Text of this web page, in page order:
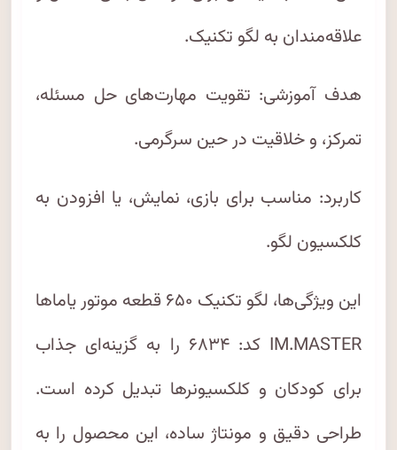
علاقه‌مندان به لگو تکنیک.
هدف آموزشی: تقویت مهارت‌های حل مسئله،
تمرکز، و خلاقیت در حین سرگرمی.
کاربرد: مناسب برای بازی، نمایش، یا افزودن به
کلکسیون لگو.
این ویژگی‌ها، لگو تکنیک ۶۵۰ قطعه موتور یاماها
IM.MASTER کد: ۶۸۳۴ را به گزینه‌ای جذاب
برای کودکان و کلکسیونرها تبدیل کرده است.
طراحی دقیق و مونتاژ ساده، این محصول را به